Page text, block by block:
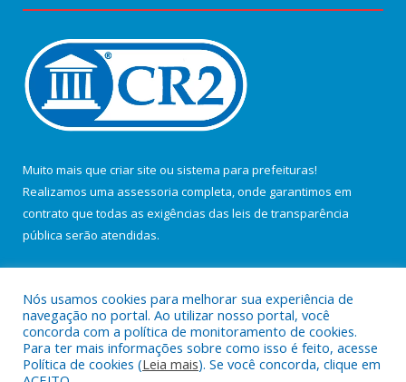
Muito mais que criar site ou sistema para prefeituras!
Realizamos uma assessoria completa, onde garantimos em
contrato que todas as exigências das leis de transparência
pública serão atendidas.
Todos os direitos reservados a Câmara Municipal de Salvaterra.
Nós usamos cookies para melhorar sua experiência de
navegação no portal. Ao utilizar nosso portal, você
concorda com a política de monitoramento de cookies.
Para ter mais informações sobre como isso é feito, acesse
Política de cookies (Leia mais). Se você concorda, clique em